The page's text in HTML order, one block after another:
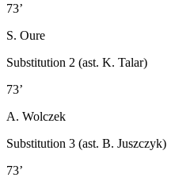
73’
S. Oure
Substitution 2 (ast. K. Talar)
73’
A. Wolczek
Substitution 3 (ast. B. Juszczyk)
73’